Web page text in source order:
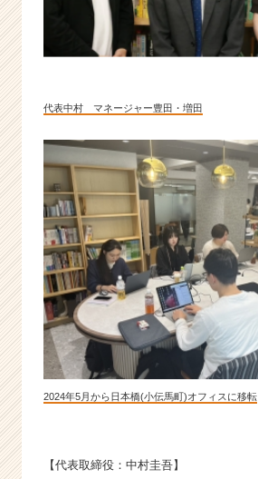
こ
と
を
る”
ベ
ン
チ
ャ
ー・
成
長
企
業
か
ス
カ
ウ
く
代表中村 マネージャー豊田・増田
2024年5月から日本橋(小伝馬町)オフィスに移転
【代表取締役：中村圭吾】